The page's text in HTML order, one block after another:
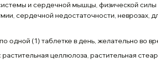
и сердечной мышцы, физической силы
сердечной недостаточности, неврозах,
одной (1) таблетке в день, желательно во
целлюлоза, растительная